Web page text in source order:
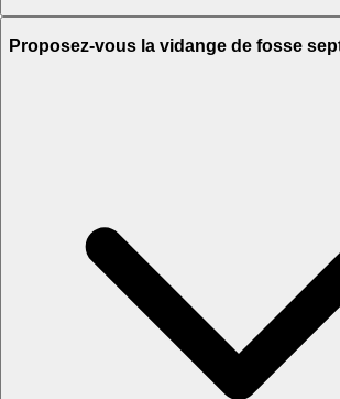
Proposez-vous la vidange de fosse